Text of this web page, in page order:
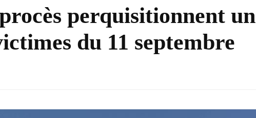
perquisitionnent un
du 11 septembre